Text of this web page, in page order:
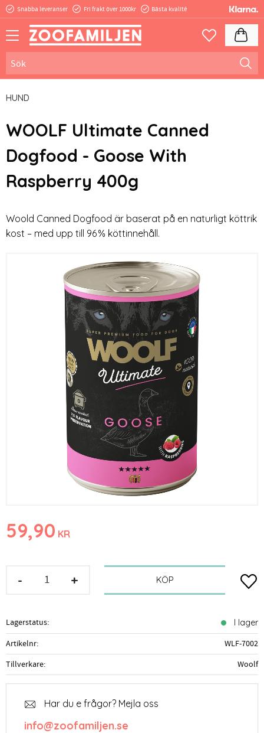
Snabba leveranser Fri frakt över 1000kr Bästa kvalité
Favoriter
HUND
WOOLF Ultimate Canned
Dogfood - Goose With
Raspberry 400g
Woold Canned Dogfood är baserat på en naturligt köttrik
kost – med upp till 96 % köttinnehåll.
59,90 KR
+
- KÖP
Lagerstatus I lager
Artikelnr
WLF-7002
Tillverkare
Woolf
Har du e frågor? Mejla oss
info@zoofamiljen.se